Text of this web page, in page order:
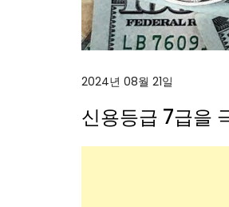
2024년 08월 21일
신용등급 7급을